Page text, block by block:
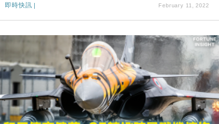
即時快訊 February 11, 2022